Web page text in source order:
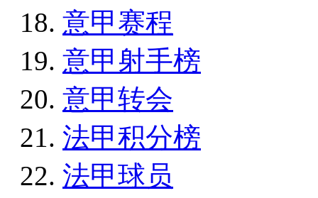
意甲赛程
意甲射手榜
意甲转会
法甲积分榜
法甲球员